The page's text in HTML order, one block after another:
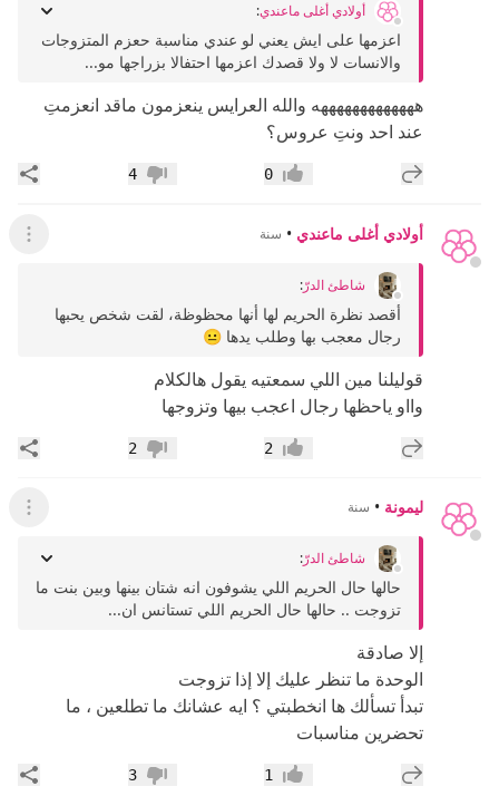
أولادي أغلى ماعندي:
اعزمها على ايش يعني لو عندي مناسبة حعزم المتزوجات
والانسات لا ولا قصدك اعزمها احتفالا بزراجها مو...
هههههههههههههه والله العرايس ينعزمون ماقد انعزمتِ
عند احد ونتِ عروس؟
إضافة رد جديد إعجاب0 عدم إعجاب
4
أولادي أغلى ماعندي • سنة عرض
شاطئ الدرّ:
أقصد نظرة الحريم لها أنها محظوظة، لقت شخص يحبها
رجال معجب بها وطلب يدها 😐
قوليلنا مين اللي سمعتيه يقول هالكلام
وااو ياحظها رجال اعجب بيها وتزوجها
إضافة رد جديد إعجاب2 عدم إعجاب
2
ليمونة • سنة عرض
شاطئ الدرّ:
حالها حال الحريم اللي يشوفون انه شتان بينها وبين بنت ما
تزوجت .. حالها حال الحريم اللي تستانس ان...
إلا صادقة
الوحدة ما تنظر عليك إلا إذا تزوجت
تبدأ تسألك ها انخطبتي ؟ ايه عشانك ما تطلعين ، ما
تحضرين مناسبات
إضافة رد جديد إعجاب1 عدم إعجاب
3